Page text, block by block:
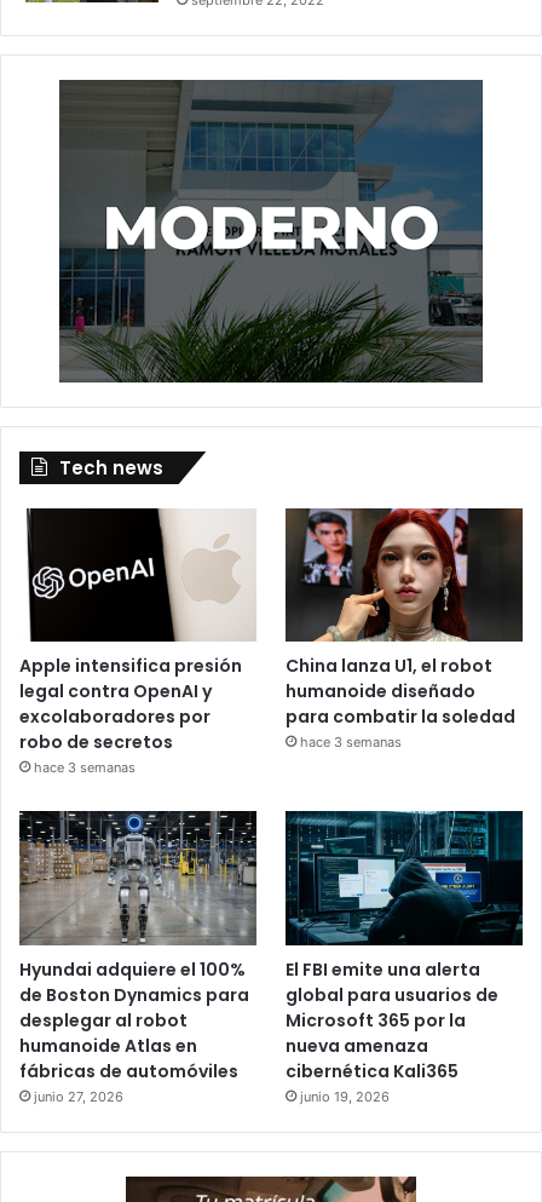
Tech news
Apple intensifica presión
legal contra OpenAI y
excolaboradores por
robo de secretos
hace 3 semanas
China lanza U1, el robot
humanoide diseñado
para combatir la soledad
hace 3 semanas
Hyundai adquiere el 100%
de Boston Dynamics para
desplegar al robot
humanoide Atlas en
fábricas de automóviles
junio 27, 2026
El FBI emite una alerta
global para usuarios de
Microsoft 365 por la
nueva amenaza
cibernética Kali365
junio 19, 2026